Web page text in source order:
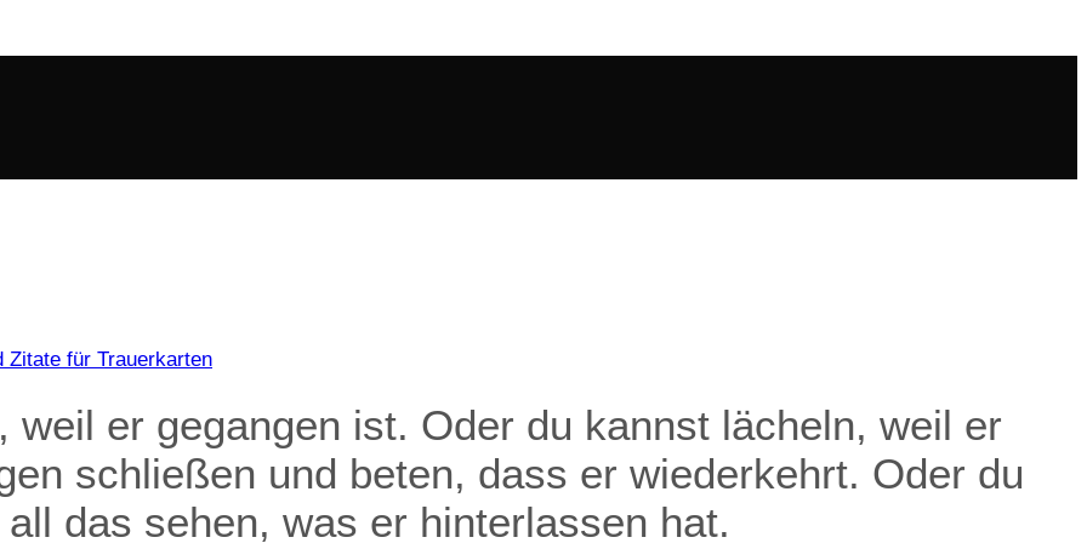
Zitate für Trauerkarten
weil er gegangen ist. Oder du kannst lächeln, weil er
schließen und beten, dass er wiederkehrt. Oder du
das sehen, was er hinterlassen hat.